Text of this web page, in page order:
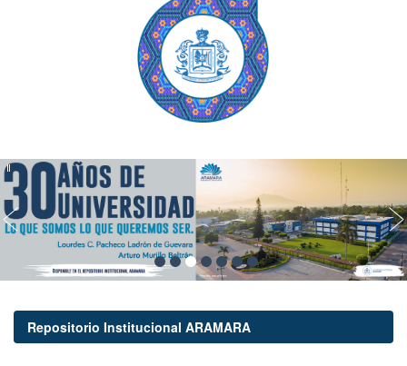
Repositorio Institucional ARAMARA